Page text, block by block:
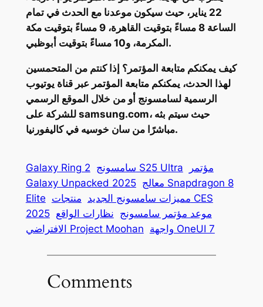
22 يناير، حيث سيكون موعدنا مع الحدث في تمام
الساعة 8 مساءً بتوقيت القاهرة، 9 مساءً بتوقيت مكة
المكرمة، و10 مساءً بتوقيت أبوظبي.
كيف يمكنكم متابعة المؤتمر؟ إذا كنتم من المتحمسين
لهذا الحدث، يمكنكم متابعة المؤتمر عبر قناة يوتيوب
الرسمية لسامسونج أو من خلال الموقع الرسمي
للشركة على samsung.com، حيث سيتم بثه
مباشرًا من سان خوسيه في كاليفورنيا.
Galaxy Ring 2 سامسونج S25 Ultra
مؤتمر
Galaxy Unpacked 2025 معالج Snapdragon 8
Elite
مميزات سامسونج الجديد منتجات CES
2025
موعد مؤتمر سامسونج نظارات الواقع
الافتراضي Project Moohan
واجهة OneUI 7
Comments